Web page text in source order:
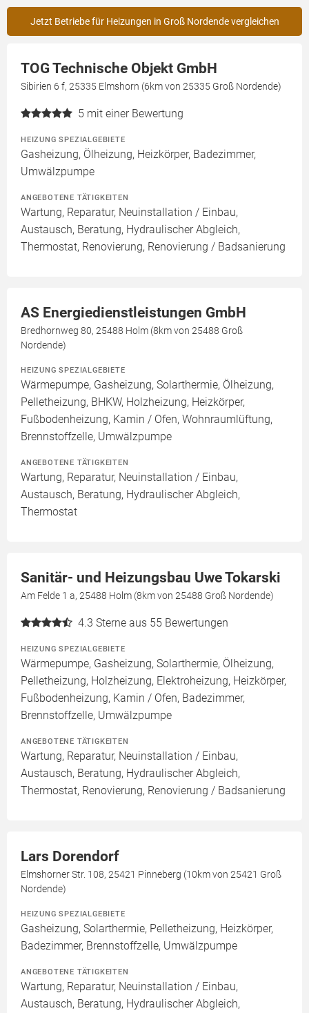
Jetzt Betriebe für Heizungen in Groß Nordende vergleichen
TOG Technische Objekt GmbH
Sibirien 6 f, 25335 Elmshorn (6km von 25335 Groß Nordende)
5 mit einer Bewertung
HEIZUNG SPEZIALGEBIETE
Gasheizung, Ölheizung, Heizkörper, Badezimmer,
Umwälzpumpe
ANGEBOTENE TÄTIGKEITEN
Wartung, Reparatur, Neuinstallation / Einbau,
Austausch, Beratung, Hydraulischer Abgleich,
Thermostat, Renovierung, Renovierung / Badsanierung
AS Energiedienstleistungen GmbH
Bredhornweg 80, 25488 Holm (8km von 25488 Groß
Nordende)
HEIZUNG SPEZIALGEBIETE
Wärmepumpe, Gasheizung, Solarthermie, Ölheizung,
Pelletheizung, BHKW, Holzheizung, Heizkörper,
Fußbodenheizung, Kamin / Ofen, Wohnraumlüftung,
Brennstoffzelle, Umwälzpumpe
ANGEBOTENE TÄTIGKEITEN
Wartung, Reparatur, Neuinstallation / Einbau,
Austausch, Beratung, Hydraulischer Abgleich,
Thermostat
Sanitär- und Heizungsbau Uwe Tokarski
Am Felde 1 a, 25488 Holm (8km von 25488 Groß Nordende)
4.3 Sterne aus 55 Bewertungen
HEIZUNG SPEZIALGEBIETE
Wärmepumpe, Gasheizung, Solarthermie, Ölheizung,
Pelletheizung, Holzheizung, Elektroheizung, Heizkörper,
Fußbodenheizung, Kamin / Ofen, Badezimmer,
Brennstoffzelle, Umwälzpumpe
ANGEBOTENE TÄTIGKEITEN
Wartung, Reparatur, Neuinstallation / Einbau,
Austausch, Beratung, Hydraulischer Abgleich,
Thermostat, Renovierung, Renovierung / Badsanierung
Lars Dorendorf
Elmshorner Str. 108, 25421 Pinneberg (10km von 25421 Groß
Nordende)
HEIZUNG SPEZIALGEBIETE
Gasheizung, Solarthermie, Pelletheizung, Heizkörper,
Badezimmer, Brennstoffzelle, Umwälzpumpe
ANGEBOTENE TÄTIGKEITEN
Wartung, Reparatur, Neuinstallation / Einbau,
Austausch, Beratung, Hydraulischer Abgleich,